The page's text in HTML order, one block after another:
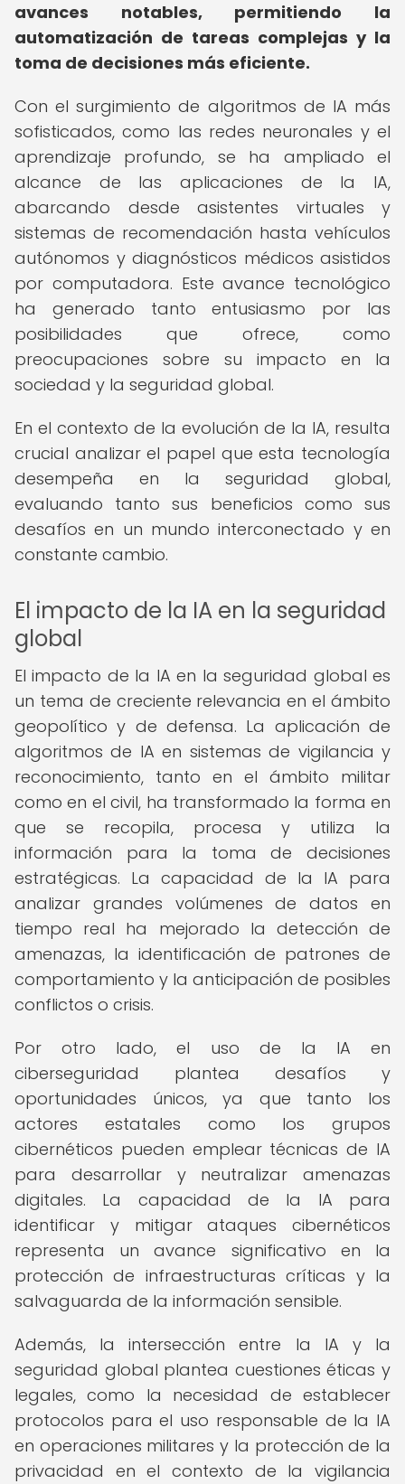
avances notables, permitiendo la
automatización de tareas complejas y la
toma de decisiones más eficiente.
Con el surgimiento de algoritmos de IA más
sofisticados, como las redes neuronales y el
aprendizaje profundo, se ha ampliado el
alcance de las aplicaciones de la IA,
abarcando desde asistentes virtuales y
sistemas de recomendación hasta vehículos
autónomos y diagnósticos médicos asistidos
por computadora. Este avance tecnológico
ha generado tanto entusiasmo por las
posibilidades que ofrece, como
preocupaciones sobre su impacto en la
sociedad y la seguridad global.
En el contexto de la evolución de la IA, resulta
crucial analizar el papel que esta tecnología
desempeña en la seguridad global,
evaluando tanto sus beneficios como sus
desafíos en un mundo interconectado y en
constante cambio.
El impacto de la IA en la seguridad
global
El impacto de la IA en la seguridad global es
un tema de creciente relevancia en el ámbito
geopolítico y de defensa. La aplicación de
algoritmos de IA en sistemas de vigilancia y
reconocimiento, tanto en el ámbito militar
como en el civil, ha transformado la forma en
que se recopila, procesa y utiliza la
información para la toma de decisiones
estratégicas. La capacidad de la IA para
analizar grandes volúmenes de datos en
tiempo real ha mejorado la detección de
amenazas, la identificación de patrones de
comportamiento y la anticipación de posibles
conflictos o crisis.
Por otro lado, el uso de la IA en
ciberseguridad plantea desafíos y
oportunidades únicos, ya que tanto los
actores estatales como los grupos
cibernéticos pueden emplear técnicas de IA
para desarrollar y neutralizar amenazas
digitales. La capacidad de la IA para
identificar y mitigar ataques cibernéticos
representa un avance significativo en la
protección de infraestructuras críticas y la
salvaguarda de la información sensible.
Además, la intersección entre la IA y la
seguridad global plantea cuestiones éticas y
legales, como la necesidad de establecer
protocolos para el uso responsable de la IA
en operaciones militares y la protección de la
privacidad en el contexto de la vigilancia